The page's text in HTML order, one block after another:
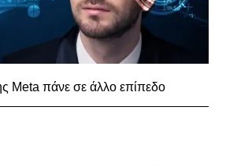
Meta πάνε σε άλλο επίπεδο